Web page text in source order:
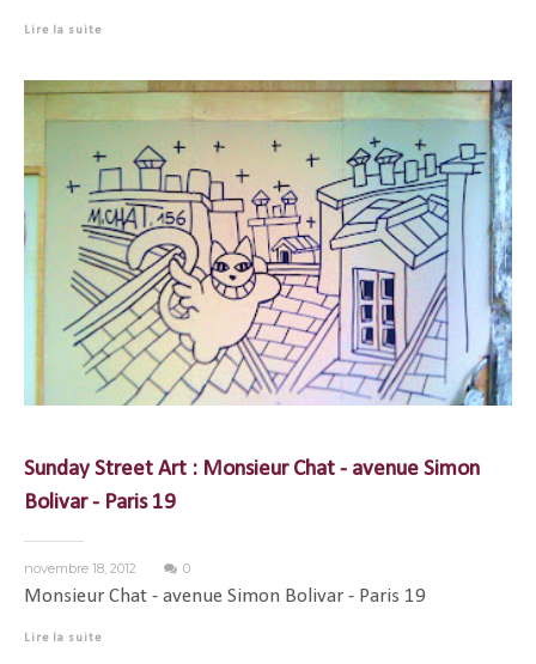
Lire la suite
Sunday Street Art : Monsieur Chat - avenue Simon
Bolivar - Paris 19
novembre 18, 2012 0
Monsieur Chat - avenue Simon Bolivar - Paris 19
Lire la suite